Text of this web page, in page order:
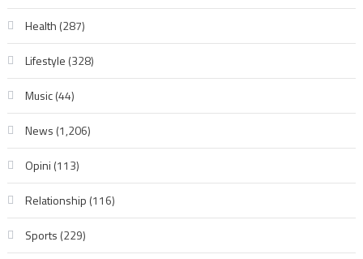
Health (287)
Lifestyle (328)
Music(44)
News (1,206)
Opini (113)
Relationship (116)
Sports (229)